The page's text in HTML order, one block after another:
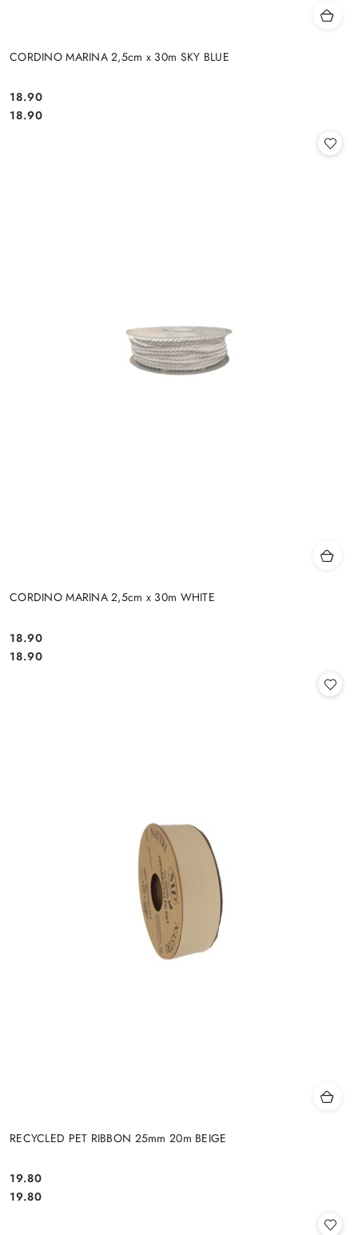
CORDINO MARINA 2,5cm x 30m SKY BLUE
Cena:
18.90
Cena:
18.90
CORDINO MARINA 2,5cm x 30m WHITE
Cena:
18.90
Cena:
18.90
RECYCLED PET RIBBON 25mm 20m BEIGE
Cena:
19.80
Cena:
19.80